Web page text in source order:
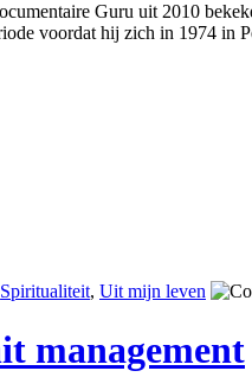
Guru uit 2010
voordat hij zich in 1974 in
Spiritualiteit, Uit mijn leven
management